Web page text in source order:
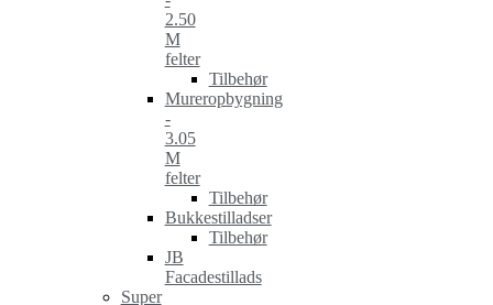
2.50
M
felter
Tilbehør
Mureropbygning
-
3.05
M
felter
Tilbehør
Bukkestilladser
Tilbehør
JB
Facadestillads
Super